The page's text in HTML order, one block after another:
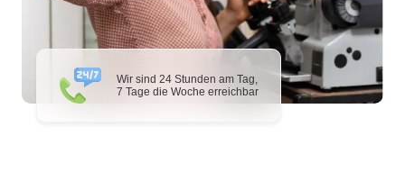
Wir sind 24 Stunden am Tag,
7 Tage die Woche erreichbar